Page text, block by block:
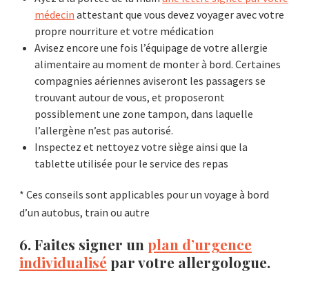
médecin attestant que vous devez voyager avec votre
propre nourriture et votre médication
Avisez encore une fois l’équipage de votre allergie
alimentaire au moment de monter à bord. Certaines
compagnies aériennes aviseront les passagers se
trouvant autour de vous, et proposeront
possiblement une zone tampon, dans laquelle
l’allergène n’est pas autorisé.
Inspectez et nettoyez votre siège ainsi que la
tablette utilisée pour le service des repas
* Ces conseils sont applicables pour un voyage à bord
d’un autobus, train ou autre
6. Faites signer un plan d’urgence
individualisé par votre allergologue.